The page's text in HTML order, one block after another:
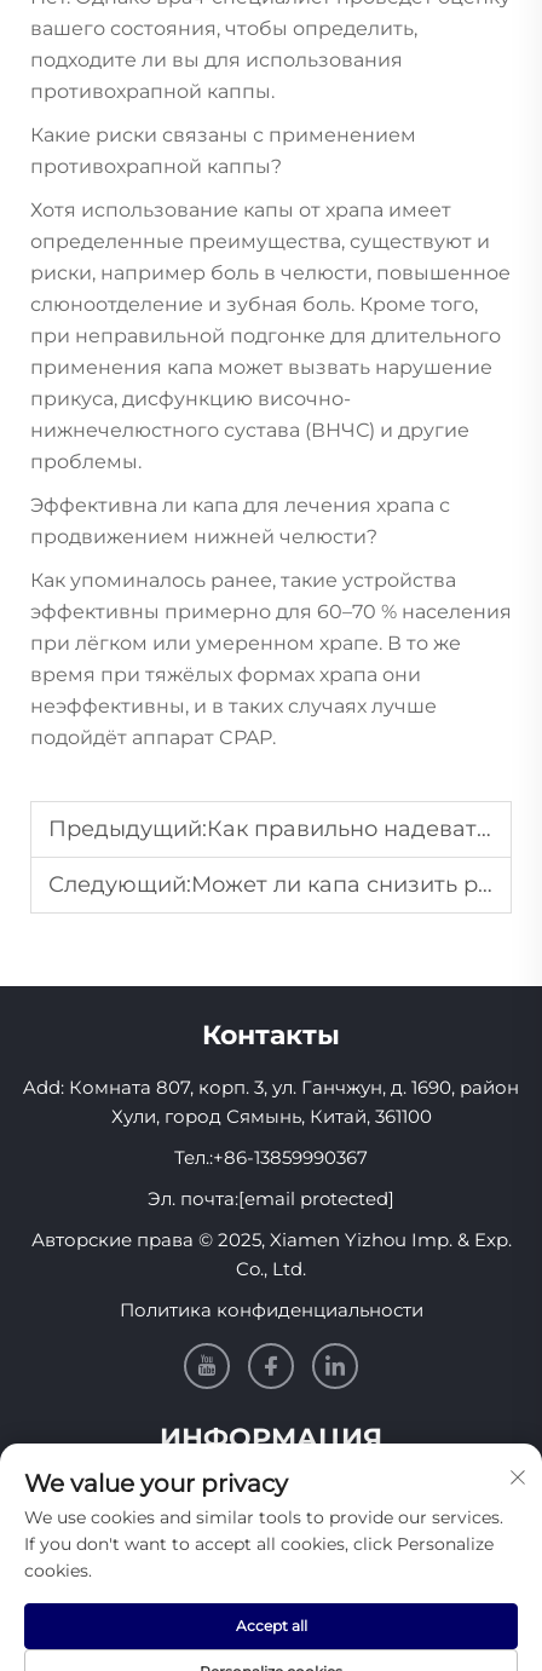
вашего состояния, чтобы определить,
подходите ли вы для использования
противохрапной каппы.
Какие риски связаны с применением
противохрапной каппы?
Хотя использование капы от храпа имеет
определенные преимущества, существуют и
риски, например боль в челюсти, повышенное
слюноотделение и зубная боль. Кроме того,
при неправильной подгонке для длительного
применения капа может вызвать нарушение
прикуса, дисфункцию височно-
нижнечелюстного сустава (ВНЧС) и другие
проблемы.
Эффективна ли капа для лечения храпа с
продвижением нижней челюсти?
Как упоминалось ранее, такие устройства
эффективны примерно для 60–70 % населения
при лёгком или умеренном храпе. В то же
время при тяжёлых формах храпа они
неэффективны, и в таких случаях лучше
подойдёт аппарат CPAP.
Предыдущий:Как правильно надевать каппу, чтобы избежать раздражения десен?
Следующий:Может ли капа снизить риск травм ротовой полости во время физической активности?
Контакты
Add: Комната 807, корп. 3, ул. Ганчжун, д. 1690, район
Хули, город Сямынь, Китай, 361100
Тел.:+86-13859990367
Эл. почта:[email protected]
Авторские права © 2025, Xiamen Yizhou Imp. & Exp.
Co., Ltd.
Политика конфиденциальности
ИНФОРМАЦИЯ
Подпишитесь, чтобы получать нашу еженедельную
рассылку
Отправить
We value your privacy
We use cookies and similar tools to provide our services.
If you don't want to accept all cookies, click Personalize
cookies.
Accept all